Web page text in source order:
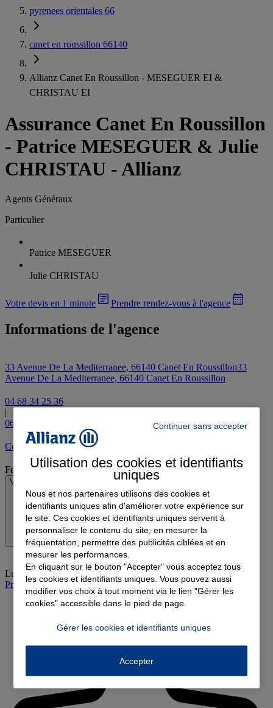
pyrenees orientales 66
canet en roussillon 66140
Allianz Canet En Roussillon - MESEGUER EI &
CHRISTAU EI
Assurance Canet En Roussillon
- Patrice MESEGUER & Julie
CHRISTAU - Allianz
Agents Généraux
Particulier
Patrice MESEGUER
Julie CHRISTAU
Votre devis en 1 minute Prendre rendez-vous à l'agence
Informations de l'agence
33 Avenue De La Mediterranee, 66140 Canet En Roussillon33
Avenue De La Mediterranee, 66140 Canet En Roussillon
04 68 34 25 36
|
06 11 35 73 82
Contacter l'agence par e-mail
Fermé
Voir les horaires
Lundi
09:00-12:00, 14:00-17:00
Prendre rendez-vous à l'agence
Continuer sans accepter
Utilisation des cookies et identifiants
uniques
Nous et nos partenaires utilisons des cookies et
identifiants uniques afin d'améliorer votre expérience sur
le site. Ces cookies et identifiants uniques servent à
personnaliser le contenu du site, en mesurer la
fréquentation, permettre des publicités ciblées et en
mesurer les performances.
En cliquant sur le bouton "Accepter" vous acceptez tous
les cookies et identifiants uniques. Vous pouvez aussi
modifier vos choix à tout moment via le lien "Gérer les
cookies" accessible dans le pied de page.
Gérer les cookies et identifiants uniques
Accepter